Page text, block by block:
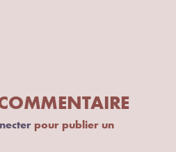
pour publier un